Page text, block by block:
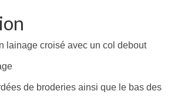
CADEAUX
lainage croisé avec un col debout
de broderies ainsi que le bas des